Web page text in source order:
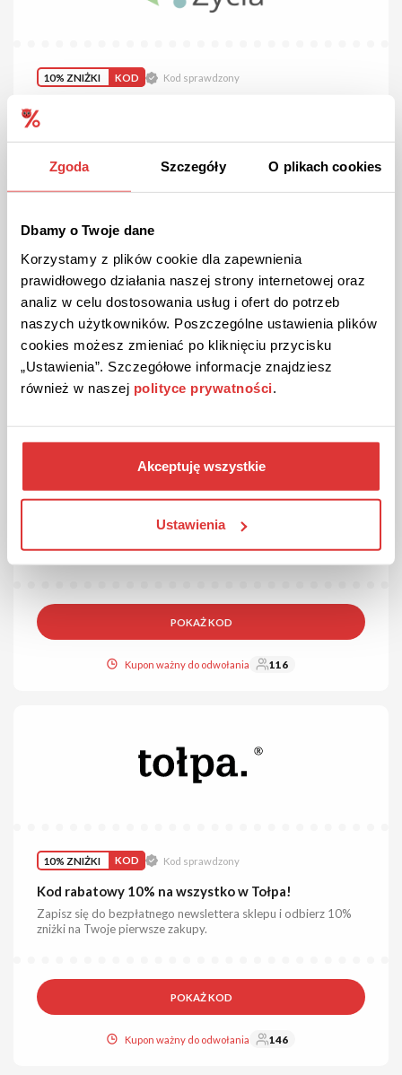
Zgoda Szczegóły O plikach cookies
Dbamy o Twoje dane
Korzystamy z plików cookie dla zapewnienia
prawidłowego działania naszej strony internetowej oraz
analiz w celu dostosowania usług i ofert do potrzeb
naszych użytkowników. Poszczególne ustawienia plików
cookies możesz zmieniać po kliknięciu przycisku
„Ustawienia”. Szczegółowe informacje znajdziesz
również w naszej polityce prywatności
Akceptuję wszystkie
Ustawienia
10% ZNIŻKI KOD Kod sprawdzony
Kod rabatowy 10% na markę Nutergia w Sklep Życia!
Wszystkie produkty Nutergia taniej o 10%. Wprowadź kod w
wyznaczonym polu w koszyku zamówienia.
Kupon ważny do odwołania 78
przeciwsłoneczne w Alensa!
Wybrane oprawki i okulary przeciwsłoneczne kupisz o 30 zł
skorzystać z oferty, wklej kod zniżkowy w koszyku.
POKAŻ KOD
Kupon ważny do odwołania 116
10% ZNIŻKI KOD Kod sprawdzony
Kod rabatowy 10% na wszystko w Tołpa!
Zapisz się do bezpłatnego newslettera sklepu i odbierz 10%
zniżki na Twoje pierwsze zakupy.
POKAŻ KOD
Kupon ważny do odwołania 146